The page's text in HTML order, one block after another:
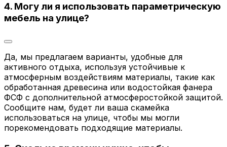
4. Могу ли я использовать параметрическую
мебель на улице?
Да, мы предлагаем варианты, удобные для
активного отдыха, используя устойчивые к
атмосферным воздействиям материалы, такие как
обработанная древесина или водостойкая фанера
ФСФ с дополнительной атмосферостойкой защитой.
Сообщите нам, будет ли ваша скамейка
использоваться на улице, чтобы мы могли
порекомендовать подходящие материалы.